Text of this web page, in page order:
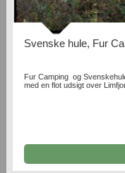
Svenske hule, Fur
Fur Camping og
med en flot udsigt over